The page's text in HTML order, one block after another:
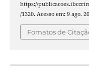
https://
/1320. Acesso em: 9 ago.
Fomatos de